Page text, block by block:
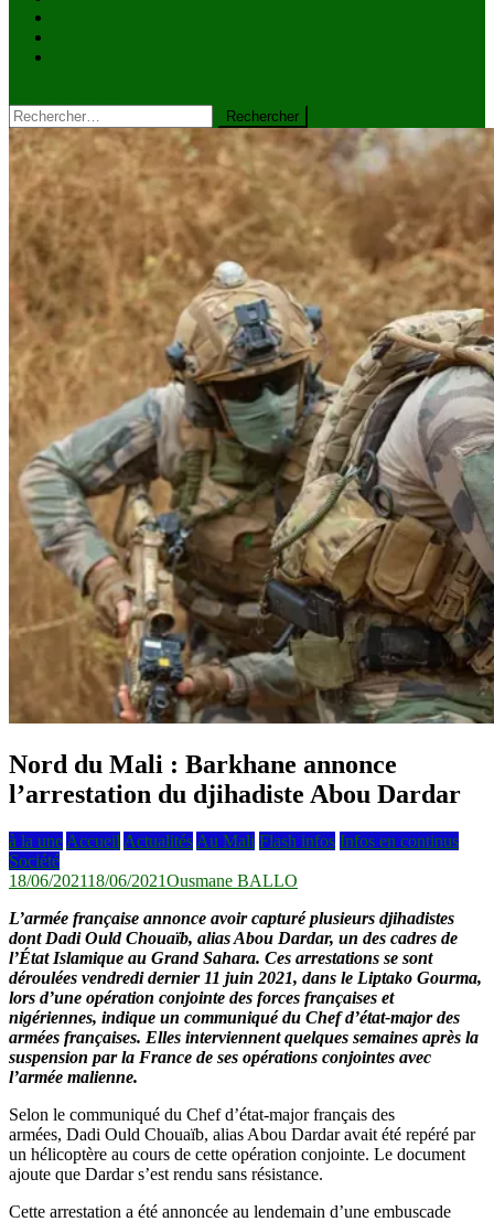
Rechercher :
Nord du Mali : Barkhane annonce
l’arrestation du djihadiste Abou Dardar
à la une Accueil Actualités Au Mali Flash infos Infos en continus
Société
18/06/202118/06/2021Ousmane BALLO
L’armée française annonce avoir capturé plusieurs djihadistes
dont Dadi Ould Chouaïb, alias Abou Dardar, un des cadres de
l’État Islamique au Grand Sahara. Ces arrestations se sont
déroulées vendredi dernier 11 juin 2021, dans le Liptako Gourma,
lors d’une opération conjointe des forces françaises et
nigériennes, indique un communiqué du Chef d’état-major des
armées françaises. Elles interviennent quelques semaines après la
suspension par la France de ses opérations conjointes avec
l’armée malienne.
Selon le communiqué du Chef d’état-major français des
armées, Dadi Ould Chouaïb, alias Abou Dardar avait été repéré par
un hélicoptère au cours de cette opération conjointe. Le document
ajoute que Dardar s’est rendu sans résistance.
Cette arrestation a été annoncée au lendemain d’une embuscade